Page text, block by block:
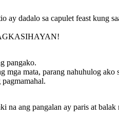
ay dadalo sa capulet feast kung
pangako.
mga mata, parang nahuhulog ako
na ang pangalan ay paris at balak